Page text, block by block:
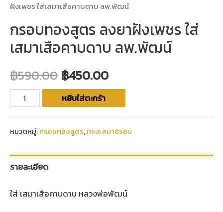
ฝังเพชร ใส่เสมาเสือคาบดาบ ลพ.พัฒน์
กรอบทองสูตร ลงยาฝังเพชร ใส่
เสมาเสือคาบดาบ ลพ.พัฒน์
฿590.00 ฿450.00
หยิบใส่ตะกร้า
หมวดหมู่:กรอบทองสูตร,ทรงเสมา8รอบ
รายละเอียด
ใส่ เสมาเสือคาบดาบ หลวงพ่อพัฒน์